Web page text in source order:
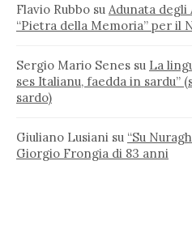
Flavio Rubbo su Adunata degli
“Pietra della Memoria” per il
Sergio Mario Senes su La
ses Italianu, faedda in sardu”
sardo)
Giuliano Lusiani su “Su
Giorgio Frongia di 83 anni